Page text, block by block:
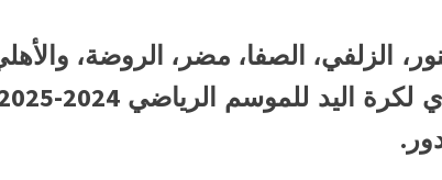
الزلفي، الصفا، مضر، الروضة،